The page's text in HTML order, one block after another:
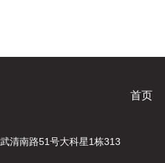
南路51号大科星1栋313
首页